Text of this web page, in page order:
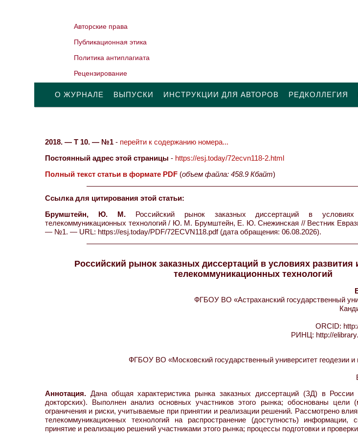
Авторские права
Публикационная этика
Политика антиплагиата
Рецензирование
О ЖУРНАЛЕ ВЫПУСКИ ИНСТРУКЦИИ ДЛЯ АВТОРОВ РЕДКОЛЛЕГИЯ
2018. — Т 10. — №1 - перейти к содержанию номера...
Постоянный адрес этой страницы - https://esj.today/72ecvn118-2.html
Полный текст статьи в формате PDF (объем файла: 458.9 Кбайт)
Ссылка для цитирования этой статьи:
Брумштейн, Ю. М.Российский рынок заказных диссертаций в условиях
телекоммуникационных технологий / Ю. М. Брумштейн, Е. Ю. Снежинская // Вестник
— №1. — URL: https://esj.today/PDF/72ECVN118.pdf (дата обращения: 06.08.2026).
Российский рынок заказных диссертаций в условиях
телекоммуникационных технологий
ФГБОУ ВО «Астраханский государственный
ORCID:
РИНЦ: http://
ФГБОУ ВО «Московский государственный университет геодезии и
Аннотация. Дана общая характеристика рынка заказных диссертаций (ЗД) в России
докторских). Выполнен анализ основных участников этого рынка; обоснованы цели
ограничения и риски, учитываемые при принятии и реализации решений. Рассмотрено
телекоммуникационных технологий на распространение (доступность) информации,
принятие и реализацию решений участниками этого рынка; процессы подготовки и